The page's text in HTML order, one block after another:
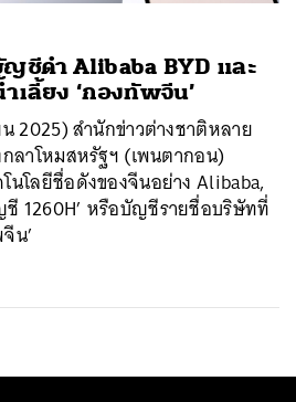
ชีดำ Alibaba BYD และ
เลี้ยง ‘กองทัพจีน’
2025) สำนักข่าวต่างชาติหลาย
ลาโหมสหรัฐฯ (เพนตากอน)
นโลยีชื่อดังของจีนอย่าง Alibaba,
ชี 1260H’ หรือบัญชีรายชื่อบริษัทที่
น’
LINE EMAIL